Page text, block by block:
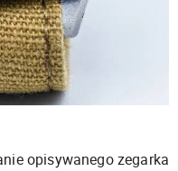
opisywanego zegarka